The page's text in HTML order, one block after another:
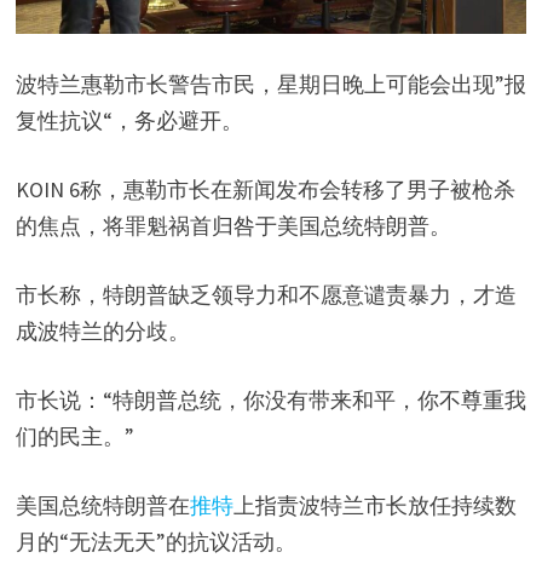
波特兰惠勒市长警告市民，星期日晚上可能会出现”报
复性抗议“，务必避开。
KOIN 6称，惠勒市长在新闻发布会转移了男子被枪杀
的焦点，将罪魁祸首归咎于美国总统特朗普。
市长称，特朗普缺乏领导力和不愿意谴责暴力，才造
成波特兰的分歧。
市长说：“特朗普总统，你没有带来和平，你不尊重我
们的民主。”
美国总统特朗普在推特上指责波特兰市长放任持续数
月的“无法无天”的抗议活动。